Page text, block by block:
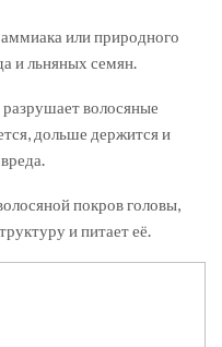
или природного
и льняных семян.
волосяные
дольше держится и
покров головы,
и питает её.